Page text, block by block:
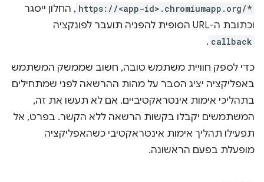
https://<app-id>.chromiumapp.org/* , החלון ייסגר
וכתובת ה-URL הסופית להפניה תועבר לפונקציה
callback
.
כדי לספק חוויית משתמש טובה, חשוב שממשק המשתמש
באפליקציה יציג הסבר על מהות ההרשאה לפני שמתחילים
בתהליכי אימות אינטראקטיביים. אם לא תעשו את זה,
המשתמשים יקבלו בקשות הרשאה ללא הקשר. בפרט, אל
תפעילו תהליך אימות אינטראקטיבי כשהאפליקציה
מופעלת בפעם הראשונה.